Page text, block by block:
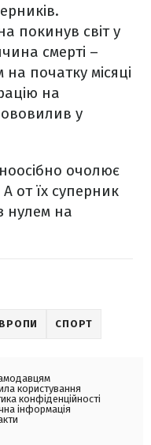
покинув світ у
смерті –
початку місяці
на
у
очолює
А от їх суперник
нулем на
СПОРТ
користування
конфіденційності
інформація